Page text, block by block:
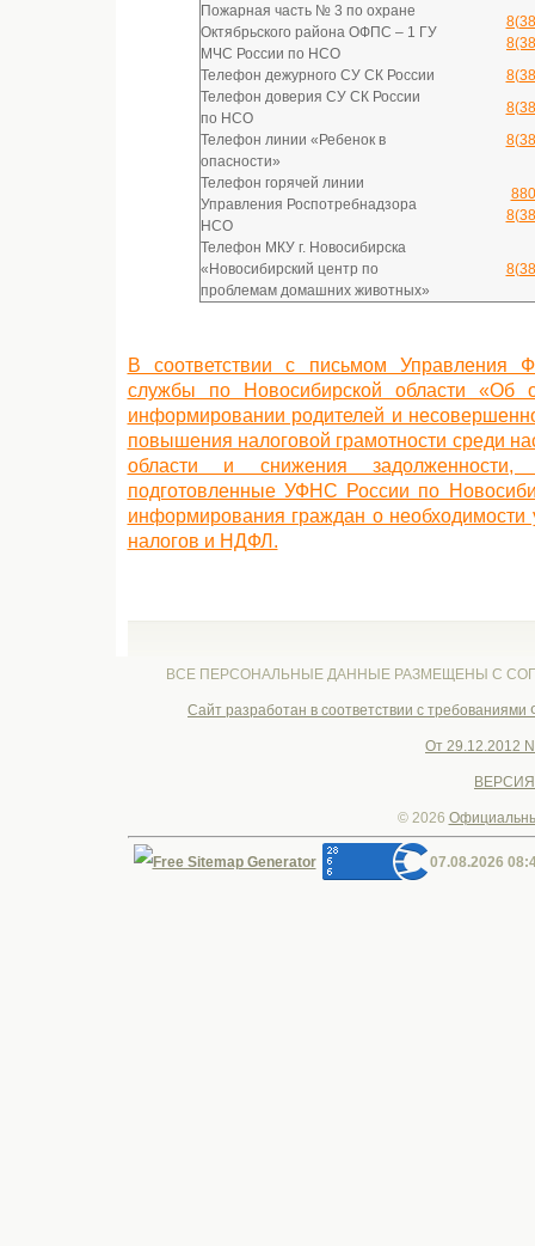
Пожарная часть № 3 по охране
Октябрьского района ОФПС – 1 ГУ
МЧС России по НСO
Телефон дежурного СУ СК России
Телефон доверия СУ СК России
по НСО
Телефон линии «Ребенок в
опасности»
Телефон горячей линии
Управления Роспотребнадзора
НСО
Телефон МКУ г. Новосибирска
«Новосибирский центр по
проблемам домашних животных»
В соответствии с письмом Управления
службы по Новосибирской области «Об
информировании родителей и
повышения налоговой грамотности среди
области и снижения задолженности,
подготовленные УФНС России по
информирования граждан о
налогов и НДФЛ.
ВСЕ ПЕРСОНАЛЬНЫЕ ДАННЫЕ РАЗМЕЩЕНЫ С
Cайт разработан в соответствии с
От 29.12.2012
© 2026
07.08.2026